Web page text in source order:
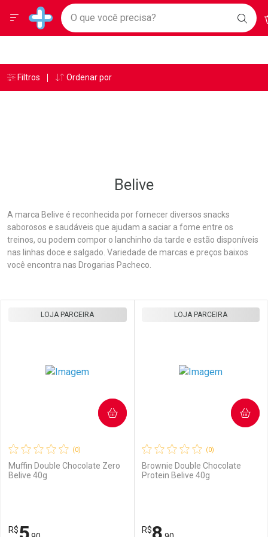
Drogarias Pacheco
Baixe nosso APP e aproveite Ofertas Exclusivas!
O
Ir direto para a home
pela página
Ir direto para o conteúdo
Ir direto para a busca
Ir direto para a ajuda
Ir direto para a notificações
Faça a sua busca
O que você precisa?
Menu
Breadcrumb
Drogarias Pacheco Belive
Belive
A marca Belive é reconhecida por fornecer diversos snacks
saborosos e saudáveis que ajudam a saciar a fome entre os
treinos, ou podem compor o lanchinho da tarde e estão disponíveis
nas linhas doce e salgado. Variedade de marcas e preços baixos
você encontra nas Drogarias Pacheco.
Prateleira
(0)
Muffin Double Chocolate Zero
Belive 40g
LOJA PARCEIRA
R$
COMPRAR
(0)
Brownie Double Chocolate
Protein Belive 40g
LOJA PARCEIRA
R$
COMPRAR
Âncoras
Filtros Ordenar por